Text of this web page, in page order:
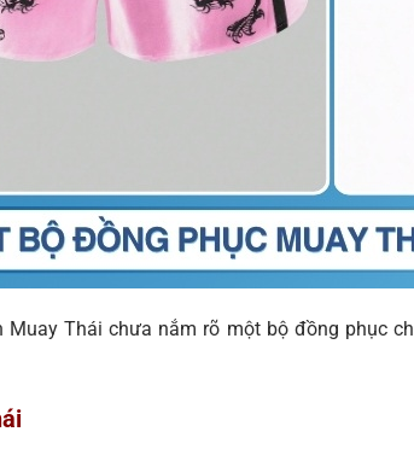
Muay Thái chưa nắm rõ một bộ đồng phục